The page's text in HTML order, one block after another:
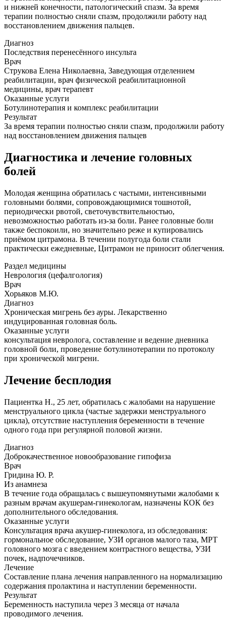
и нижней конечности, патологический спазм. За время
терапии полностью сняли спазм, продолжили работу над
восстановлением движения пальцев.
Диагноз
Последствия перенесённого инсульта
Врач
Струкова Елена Николаевна, Заведующая отделением
реабилитации, врач физической реабилитационной
медицины, врач терапевт
Оказанные услуги
Ботулинотерапия и комплекс реабилитации
Результат
За время терапии полностью сняли спазм, продолжили работу
над восстановлением движения пальцев
Диагностика и лечение головных
болей
Молодая женщина обратилась с частыми, интенсивными
головными болями, сопровождающимися тошнотой,
периодически рвотой, светочувствительностью,
невозможностью работать из-за боли. Ранее головные боли
также беспокоили, но значительно реже и купировались
приёмом цитрамона. В течении полугода боли стали
практически ежедневные, Цитрамон не приносит облегчения.
Раздел медицины
Неврология (цефалгология)
Врач
Хорьяков М.Ю.
Диагноз
Хроническая мигрень без ауры. Лекарственно
индуцированная головная боль.
Оказанные услуги
консультация невролога, составление и ведение дневника
головной боли, проведение ботулинотерапии по протоколу
при хронической мигрени.
Лечение бесплодия
Пациентка Н., 25 лет, обратилась с жалобами на нарушение
менструального цикла (частые задержки менструального
цикла), отсутствие наступления беременности в течение
одного года при регулярной половой жизни.
Диагноз
Доброкачественное новообразование гипофиза
Врач
Гридина Ю. Р.
Из анамнеза
В течение года обращалась с вышеупомянутыми жалобами к
разным врачам акушерам-гинекологам, назначены КОК без
дополнительного обследования.
Оказанные услуги
Консультация врача акушер-гинеколога, из обследования:
гормональное обследование, УЗИ органов малого таза, МРТ
головного мозга с введением контрастного вещества, УЗИ
почек, надпочечников.
Лечение
Составление плана лечения направленного на нормализацию
содержания пролактина и наступлении беременности.
Результат
Беременность наступила через 3 месяца от начала
проводимого лечения.